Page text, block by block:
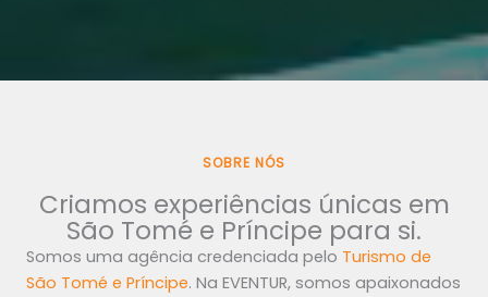
SOBRE NÓS
Criamos experiências únicas em
São Tomé e Príncipe para si.
Somos uma agência credenciada pelo Turismo de
São Tomé e Príncipe. Na EVENTUR, somos apaixonados